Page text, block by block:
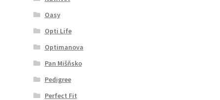
Oasy
Opti Life
Optimanova
Pan Mišňsko
Pedigree
Perfect Fit